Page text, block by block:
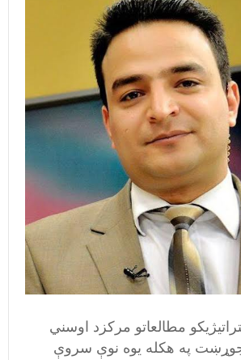
مطالعاتو مرکزد اوسني
په هکله يوه نوې سروې